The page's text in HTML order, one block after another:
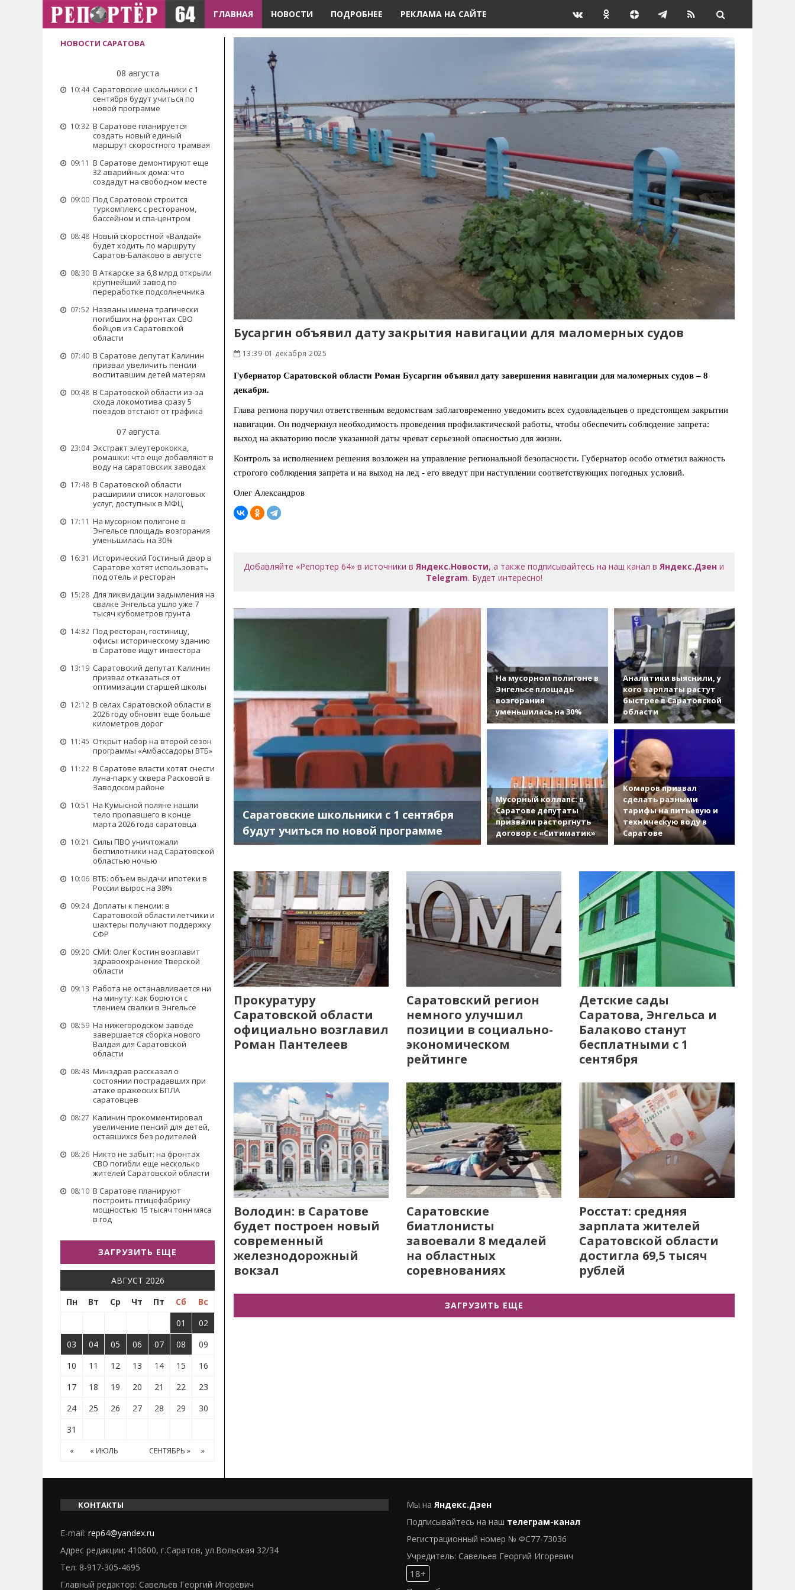
ГЛАВНАЯ НОВОСТИ ПОДРОБНЕЕ РЕКЛАМА НА САЙТЕ
НОВОСТИ САРАТОВА
08 августа
10:44 Саратовские школьники с 1
сентября будут учиться по
новой программе
10:32 В Саратове планируется
создать новый единый
маршрут скоростного трамвая
09:11 В Саратове демонтируют еще
32 аварийных дома: что
создадут на свободном месте
09:00 Под Саратовом строится
туркомплекс с рестораном,
бассейном и спа-центром
08:48 Новый скоростной «Валдай»
будет ходить по маршруту
Саратов-Балаково в августе
08:30 В Аткарске за 6,8 млрд открыли
крупнейший завод по
переработке подсолнечника
07:52 Названы имена трагически
погибших на фронтах СВО
бойцов из Саратовской
области
07:40 В Саратове депутат Калинин
призвал увеличить пенсии
воспитавшим детей матерям
00:48 В Саратовской области из-за
схода локомотива сразу 5
поездов отстают от графика
07 августа
23:04 Экстракт элеутерококка,
ромашки: что еще добавляют в
воду на саратовских заводах
17:48 В Саратовской области
расширили список налоговых
услуг, доступных в МФЦ
17:11 На мусорном полигоне в
Энгельсе площадь возгорания
уменьшилась на 30%
16:31 Исторический Гостиный двор в
Саратове хотят использовать
под отель и ресторан
15:28 Для ликвидации задымления на
свалке Энгельса ушло уже 7
тысяч кубометров грунта
14:32 Под ресторан, гостиницу,
офисы: историческому зданию
в Саратове ищут инвестора
13:19 Саратовский депутат Калинин
призвал отказаться от
оптимизации старшей школы
12:12 В селах Саратовской области в
2026 году обновят еще больше
километров дорог
11:45 Открыт набор на второй сезон
программы «Амбассадоры ВТБ»
11:22 В Саратове власти хотят снести
луна-парк у сквера Расковой в
Заводском районе
10:51 На Кумысной поляне нашли
тело пропавшего в конце
марта 2026 года саратовца
10:21 Силы ПВО уничтожали
беспилотники над Саратовской
областью ночью
10:06 ВТБ: объем выдачи ипотеки в
России вырос на 38%
09:24 Доплаты к пенсии: в
Саратовской области летчики и
шахтеры получают поддержку
СФР
09:20 СМИ: Олег Костин возглавит
здравоохранение Тверской
области
09:13 Работа не останавливается ни
на минуту: как борются с
тлением свалки в Энгельсе
08:59 На нижегородском заводе
завершается сборка нового
Валдая для Саратовской
области
08:43 Минздрав рассказал о
состоянии пострадавших при
атаке вражеских БПЛА
саратовцев
08:27 Калинин прокомментировал
увеличение пенсий для детей,
оставшихся без родителей
08:26 Никто не забыт: на фронтах
СВО погибли еще несколько
жителей Саратовской области
08:10 В Саратове планируют
построить птицефабрику
мощностью 15 тысяч тонн мяса
в год
ЗАГРУЗИТЬ ЕЩЕ
АВГУСТ 2026
Пн
Вт Ср Чт Пт Сб
Вс
01
02
03
04 05 06 07 08
09
10
11 12 13 14 15
16
17
18 19 20 21 22
23
24
25 26 27 28 29
30
31
« « ИЮЛЬ СЕНТЯБРЬ » »
Бусаргин объявил дату закрытия навигации для маломерных судов
13:39 01 декабря 2025
Губернатор Саратовской области Роман Бусаргин объявил дату завершения навигации для маломерных судов – 8
декабря.
Глава региона поручил ответственным ведомствам заблаговременно уведомить всех судовладельцев о предстоящем закрытии
навигации. Он подчеркнул необходимость проведения профилактической работы, чтобы обеспечить соблюдение запрета:
выход на акваторию после указанной даты чреват серьезной опасностью для жизни.
Контроль за исполнением решения возложен на управление региональной безопасности. Губернатор особо отметил важность
строгого соблюдения запрета и на выход на лед - его введут при наступлении соответствующих погодных условий.
Олег Александров
Добавляйте «Репортер 64» в источники вЯндекс.Новости, а также подписывайтесь на наш канал вЯндекс.Дзен и
Telegram. Будет интересно!
Саратовские школьники с 1 сентября
будут учиться по новой программе
На мусорном полигоне в
Энгельсе площадь
возгорания
уменьшилась на 30%
Аналитики выяснили, у
кого зарплаты растут
быстрее в Саратовской
области
Мусорный коллапс: в
Саратове депутаты
призвали расторгнуть
договор с «Ситиматик»
Комаров призвал
сделать разными
тарифы на питьевую и
техническую воду в
Саратове
Прокуратуру
Саратовской области
официально возглавил
Роман Пантелеев
Саратовский регион
немного улучшил
позиции в социально-
экономическом
рейтинге
Детские сады
Саратова, Энгельса и
Балаково станут
бесплатными с 1
сентября
Володин: в Саратове
будет построен новый
современный
железнодорожный
вокзал
Саратовские
биатлонисты
завоевали 8 медалей
на областных
соревнованиях
Росстат: средняя
зарплата жителей
Саратовской области
достигла 69,5 тысяч
рублей
ЗАГРУЗИТЬ ЕЩЕ
КОНТАКТЫ
E-mail: rep64@yandex.ru
Адрес редакции: 410600, г.Саратов, ул.Вольская 32/34
Тел: 8-917-305-4695
Главный редактор: Савельев Георгий Игоревич
Мы на Яндекс.Дзен
Подписывайтесь на наш телеграм-канал
Регистрационный номер № ФС77-73036
Учредитель: Савельев Георгий Игоревич
18+